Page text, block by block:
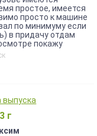
простое, имеется
просто к машине
по минимуму если
в придачу отдам
покажу
г